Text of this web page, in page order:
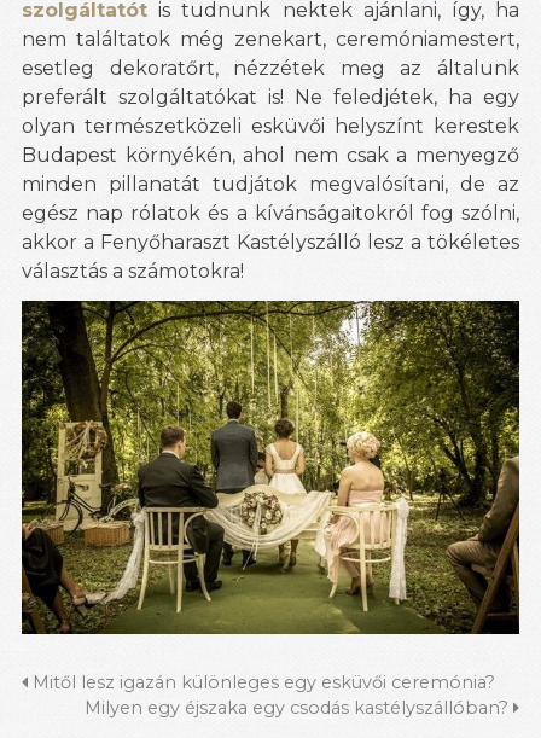
szolgáltatót is tudnunk nektek ajánlani, így, ha
nem találtatok még zenekart, ceremóniamestert,
esetleg dekoratőrt, nézzétek meg az általunk
preferált szolgáltatókat is! Ne feledjétek, ha egy
olyan természetközeli esküvői helyszínt kerestek
Budapest környékén, ahol nem csak a menyegző
minden pillanatát tudjátok megvalósítani, de az
egész nap rólatok és a kívánságaitokról fog szólni,
akkor a Fenyőharaszt Kastélyszálló lesz a tökéletes
választás a számotokra!
Mitől lesz igazán különleges egy esküvői ceremónia?
Milyen egy éjszaka egy csodás kastélyszállóban?